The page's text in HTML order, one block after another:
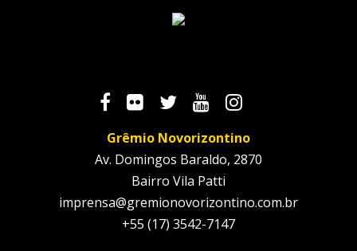
Grêmio Novorizontino
Av. Domingos Baraldo, 2870
Bairro Vila Patti
imprensa@gremionovorizontino.com.br
+55 (17) 3542-7147